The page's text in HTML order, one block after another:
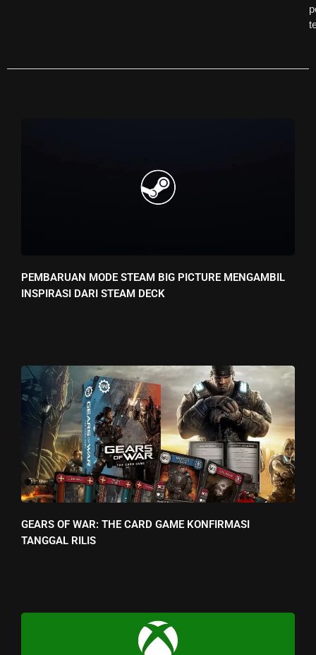
PEMBARUAN MODE STEAM BIG PICTURE MENGAMBIL
INSPIRASI DARI STEAM DECK
GEARS OF WAR: THE CARD GAME KONFIRMASI
TANGGAL RILIS